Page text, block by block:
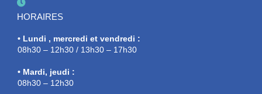
HORAIRES
• Lundi , mercredi et vendredi :
08h30 – 12h30 / 13h30 – 17h30
• Mardi, jeudi :
08h30 – 12h30